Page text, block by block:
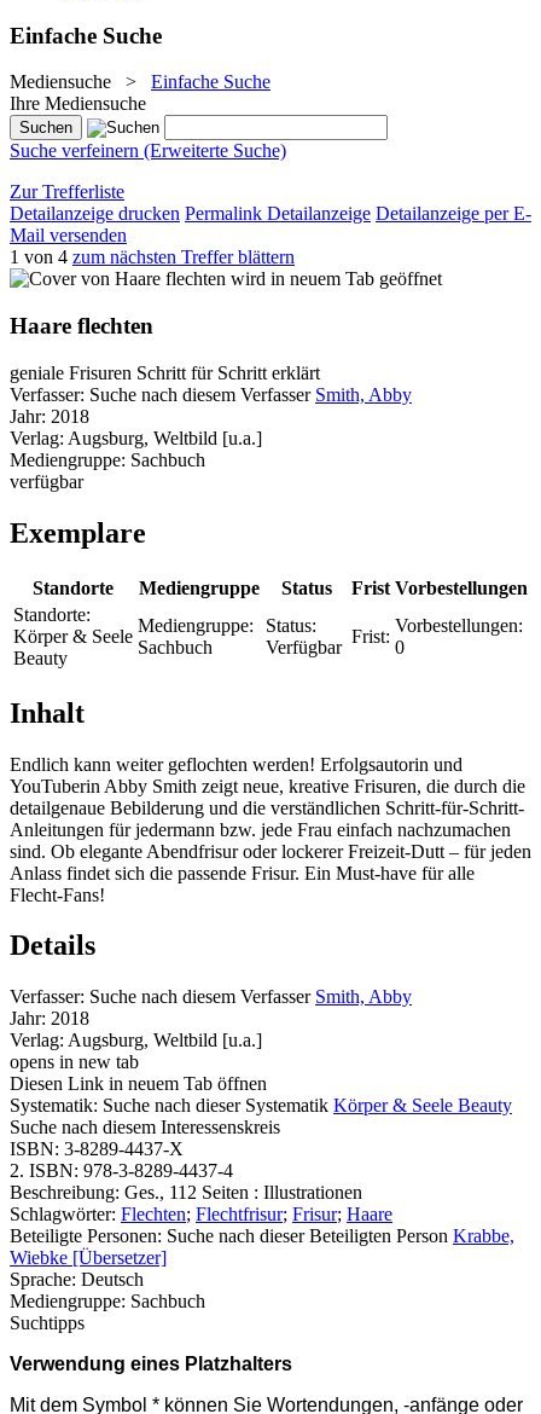
Einfache Suche
Mediensuche > Einfache Suche
Ihre Mediensuche
Suche verfeinern (Erweiterte Suche)
Zur Trefferliste
Detailanzeige drucken Permalink Detailanzeige Detailanzeige per E-
Mail versenden
1 von 4 zum nächsten Treffer blättern
wird in neuem Tab geöffnet
Haare flechten
geniale Frisuren Schritt für Schritt erklärt
Verfasser: Suche nach diesem Verfasser Smith, Abby
Jahr: 2018
Verlag: Augsburg, Weltbild [u.a.]
Mediengruppe: Sachbuch
verfügbar
Exemplare
Standorte Mediengruppe Status Frist Vorbestellungen
Standorte:
Körper & Seele
Beauty
Mediengruppe:
Sachbuch
Status:
Verfügbar
Frist:
Vorbestellungen:
0
Inhalt
Endlich kann weiter geflochten werden! Erfolgsautorin und
YouTuberin Abby Smith zeigt neue, kreative Frisuren, die durch die
detailgenaue Bebilderung und die verständlichen Schritt-für-Schritt-
Anleitungen für jedermann bzw. jede Frau einfach nachzumachen
sind. Ob elegante Abendfrisur oder lockerer Freizeit-Dutt – für jeden
Anlass findet sich die passende Frisur. Ein Must-have für alle
Flecht-Fans!
Details
Verfasser: Suche nach diesem Verfasser Smith, Abby
Jahr: 2018
Verlag: Augsburg, Weltbild [u.a.]
opens in new tab
Diesen Link in neuem Tab öffnen
Systematik: Suche nach dieser Systematik Körper & Seele Beauty
Suche nach diesem Interessenskreis
ISBN: 3-8289-4437-X
2. ISBN: 978-3-8289-4437-4
Beschreibung: Ges., 112 Seiten : Illustrationen
Schlagwörter: Flechten; Flechtfrisur; Frisur; Haare
Beteiligte Personen: Suche nach dieser Beteiligten Person Krabbe,
Wiebke [Übersetzer]
Sprache: Deutsch
Mediengruppe: Sachbuch
Suchtipps
Verwendung eines Platzhalters
Mit dem Symbol * können Sie Wortendungen, -anfänge oder